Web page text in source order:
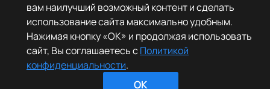
Отказ от ответственности
вам наилучший возможный контент и сделать
использование сайта максимально удобным.
Нажимая кнопку «OK» и продолжая использовать
сайт, Вы соглашаетесь сПолитикой
конфиденциальности.
OK